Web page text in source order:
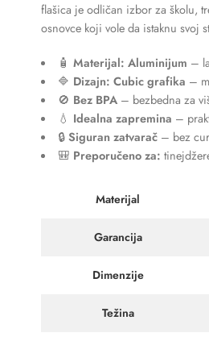
flašica je odličan izbor za školu,
osnovce koji vole da istaknu svoj
🧴 Materijal: Aluminijum –
🔷 Dizajn: Cubic grafika –
🚫 Bez BPA– bezbedna za
💧 Idealna zapremina –
🔒Siguran zatvarač– bez
🎒 Preporučeno za:
Materijal
Garancija
Dimenzije
Težina